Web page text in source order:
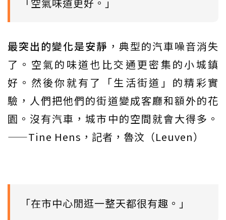
最突出的變化是安靜 ，典型的汽車噪音消失
了。空氣的味道也比交通更密集的小城鎮
好。然後你就有了「生活街道」的精彩實
驗，人們把他們的街道變成客廳和額外的花
園。沒有汽車，城市中的空間就會大得多。
——Tine Hens，記者，魯汶（Leuven）
「在市中心閒逛一整天都很有趣。」